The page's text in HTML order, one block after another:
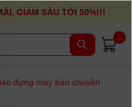
GIẢM SÂU TỚI 50%!!!
đựng máy bán chuyên